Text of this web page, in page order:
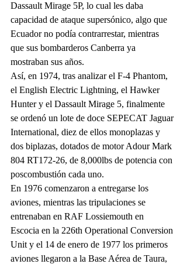
Dassault Mirage 5P, lo cual les daba
capacidad de ataque supersónico, algo que
Ecuador no podía contrarrestar, mientras
que sus bombarderos Canberra ya
mostraban sus años.
Así, en 1974, tras analizar el F-4 Phantom,
el English Electric Lightning, el Hawker
Hunter y el Dassault Mirage 5, finalmente
se ordenó un lote de doce SEPECAT Jaguar
International, diez de ellos monoplazas y
dos biplazas, dotados de motor Adour Mark
804 RT172-26, de 8,000lbs de potencia con
poscombustión cada uno.
En 1976 comenzaron a entregarse los
aviones, mientras las tripulaciones se
entrenaban en RAF Lossiemouth en
Escocia en la 226th Operational Conversion
Unit y el 14 de enero de 1977 los primeros
aviones llegaron a la Base Aérea de Taura,